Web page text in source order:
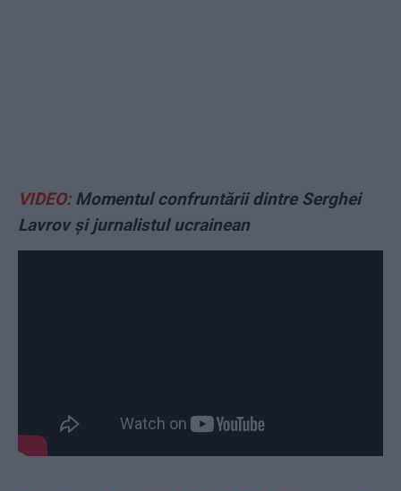
VIDEO:Momentul confruntării dintre Serghei
Lavrov și jurnalistul ucrainean